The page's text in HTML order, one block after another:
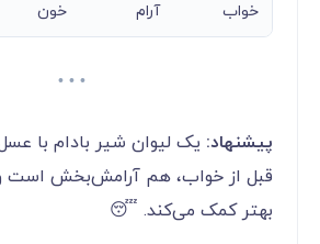
خواب
آرام
خون
پیشنهاد: یک لیوان شیر بادام با
قبل از خواب، هم آرامش‌بخش است
بهتر کمک می‌کند. 😴